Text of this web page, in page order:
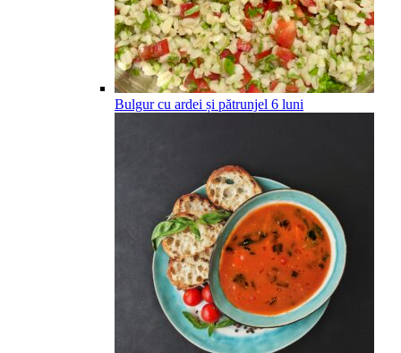
Bulgur cu ardei și pătrunjel 6 luni